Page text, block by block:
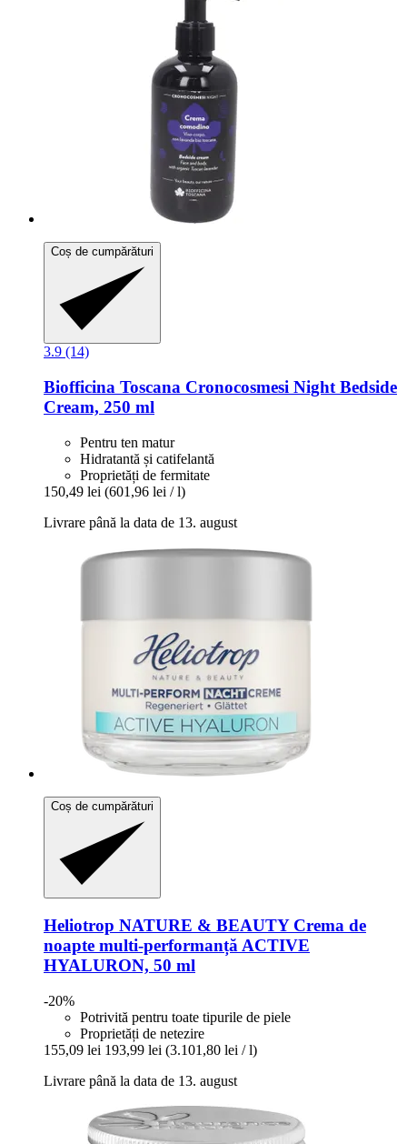
Coș de cumpărături
3.9 (14)
Biofficina Toscana Cronocosmesi Night Bedside
Cream, 250 ml
Pentru ten matur
Hidratantă și catifelantă
Proprietăți de fermitate
150,49 lei (601,96 lei / l)
Livrare până la data de 13. august
Coș de cumpărături
Heliotrop NATURE & BEAUTYCrema de
noapte multi-​performanță ACTIVE
HYALURON, 50 ml
-20%
Potrivită pentru toate tipurile de piele
Proprietăți de netezire
155,09 lei 193,99 lei (3.101,80 lei / l)
Livrare până la data de 13. august